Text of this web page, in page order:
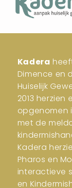
Kadera
Dimence en
Huiselijk
2013 herzien
opgenomen
met de
Kadera
Pharos en
interactieve
en